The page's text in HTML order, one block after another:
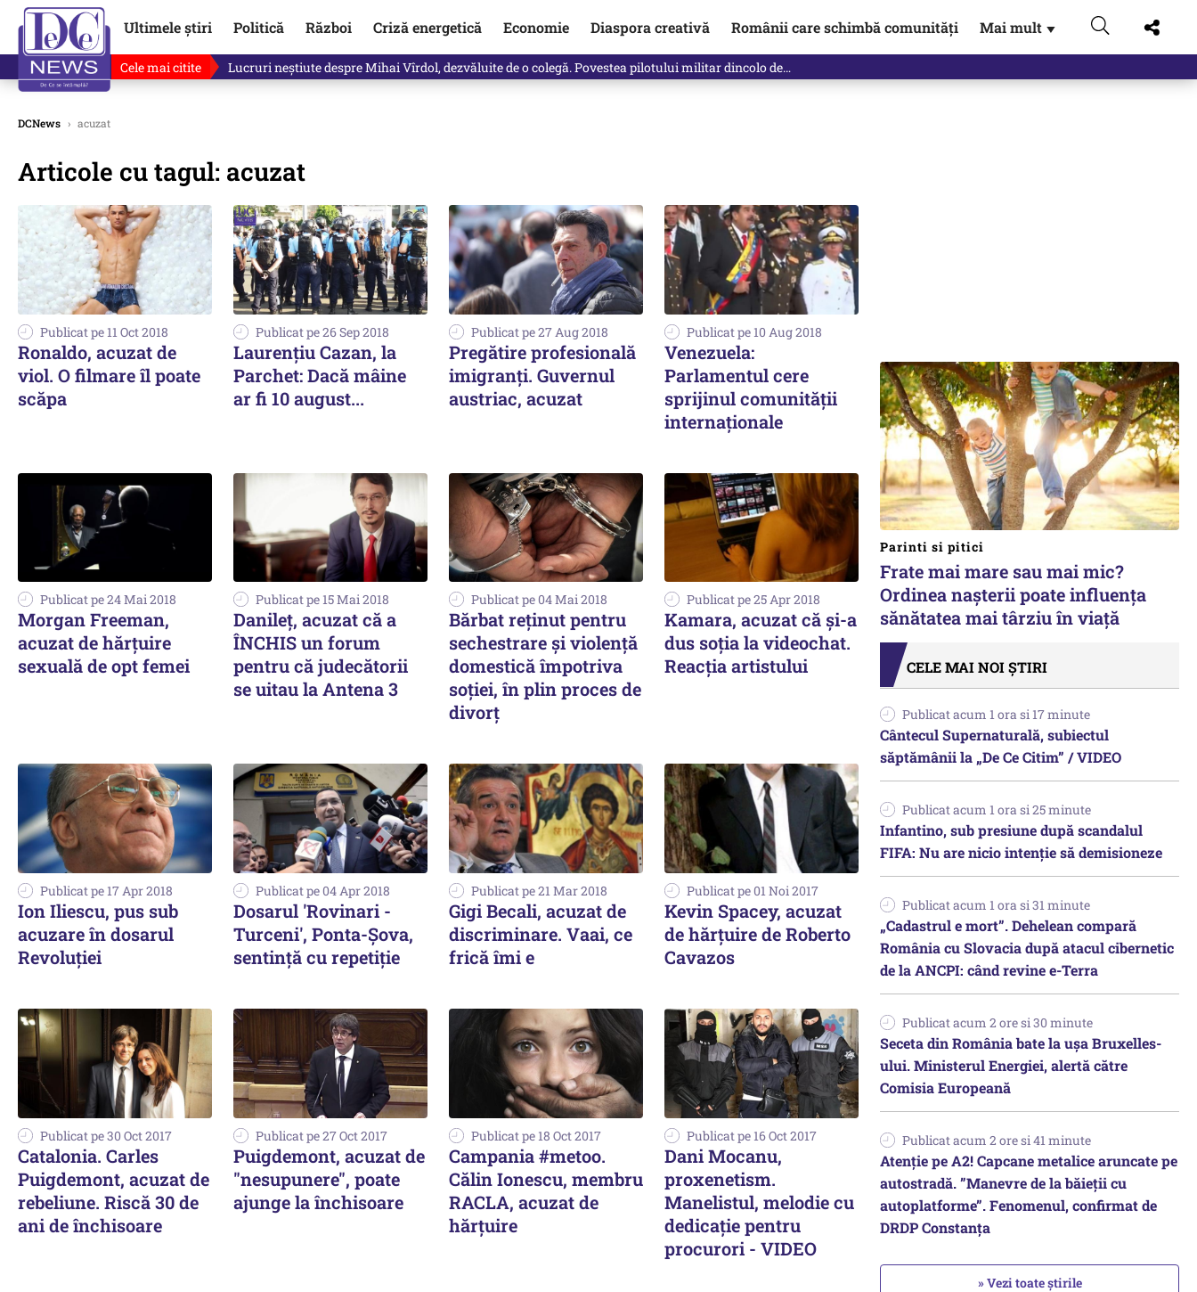
Ultimele știri Politică Război Criză energetică Economie Diaspora creativă Românii care schimbă comunități Mai mult ▼
Cele mai citite Lucruri neștiute despre Mihai Vîrdol, dezvăluite de o colegă. Povestea pilotului militar dincolo de…
DCNews › acuzat
Articole cu tagul: acuzat
Publicat pe 11 Oct 2018
Ronaldo, acuzat de
viol. O filmare îl poate
scăpa
Publicat pe 26 Sep 2018
Laurențiu Cazan, la
Parchet: Dacă mâine
ar fi 10 august...
Publicat pe 27 Aug 2018
Pregătire profesională
imigranți. Guvernul
austriac, acuzat
Publicat pe 10 Aug 2018
Venezuela:
Parlamentul cere
sprijinul comunităţii
internaţionale
Publicat pe 24 Mai 2018
Morgan Freeman,
acuzat de hărțuire
sexuală de opt femei
Publicat pe 15 Mai 2018
Danileț, acuzat că a
ÎNCHIS un forum
pentru că judecătorii
se uitau la Antena 3
Publicat pe 04 Mai 2018
Bărbat reținut pentru
sechestrare și violență
domestică împotriva
soției, în plin proces de
divorț
Publicat pe 25 Apr 2018
Kamara, acuzat că și-a
dus soția la videochat.
Reacția artistului
Publicat pe 17 Apr 2018
Ion Iliescu, pus sub
acuzare în dosarul
Revoluției
Publicat pe 04 Apr 2018
Dosarul 'Rovinari -
Turceni', Ponta-Şova,
sentinţă cu repetiţie
Publicat pe 21 Mar 2018
Gigi Becali, acuzat de
discriminare. Vaai, ce
frică îmi e
Publicat pe 01 Noi 2017
Kevin Spacey, acuzat
de hărțuire de Roberto
Cavazos
Publicat pe 30 Oct 2017
Catalonia. Carles
Puigdemont, acuzat de
rebeliune. Riscă 30 de
ani de închisoare
Publicat pe 27 Oct 2017
Puigdemont, acuzat de
"nesupunere", poate
ajunge la închisoare
Publicat pe 18 Oct 2017
Campania #metoo.
Călin Ionescu, membru
RACLA, acuzat de
hărțuire
Publicat pe 16 Oct 2017
Dani Mocanu,
proxenetism.
Manelistul, melodie cu
dedicație pentru
procurori - VIDEO
Parinti si pitici
Frate mai mare sau mai mic?
Ordinea nașterii poate influența
sănătatea mai târziu în viață
CELE MAI NOI ȘTIRI
Publicat acum 1 ora si 17 minute
Cântecul Supernaturală, subiectul
săptămânii la „De Ce Citim” / VIDEO
Publicat acum 1 ora si 25 minute
Infantino, sub presiune după scandalul
FIFA: Nu are nicio intenție să demisioneze
Publicat acum 1 ora si 31 minute
„Cadastrul e mort”. Dehelean compară
România cu Slovacia după atacul cibernetic
de la ANCPI: când revine e-Terra
Publicat acum 2 ore si 30 minute
Seceta din România bate la ușa Bruxelles-
ului. Ministerul Energiei, alertă către
Comisia Europeană
Publicat acum 2 ore si 41 minute
Atenție pe A2! Capcane metalice aruncate pe
autostradă. ”Manevre de la băieții cu
autoplatforme”. Fenomenul, confirmat de
DRDP Constanța
» Vezi toate știrile